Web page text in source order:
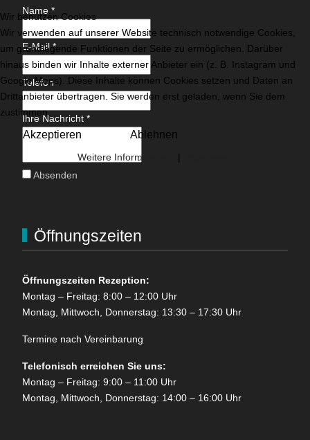
Name *
E-Mail*
Telefon
Ihre Nachricht *
Absenden
Öffnungszeiten
Öffnungszeiten Rezeption:
Montag – Freitag: 8:00 – 12:00 Uhr
Montag, Mittwoch, Donnerstag: 13:30 – 17:30 Uhr
Termine nach Vereinbarung
Telefonisch erreichen Sie uns:
Montag – Freitag: 9:00 – 11:00 Uhr
Montag, Mittwoch, Donnerstag: 14:00 – 16:00 Uhr
Wir benutzen Cookies
Wir verwenden auf unserer Website technisch notwendige Cookies,
um grundlegende Funktionen der Seite zu ermöglichen. Darüber
hinaus binden wir Inhalte externer Anbieter ein (z. B. Instagram und
Google Maps). Diese Inhalte können Cookies setzen und Daten an
Drittanbieter übertragen. Sie werden erst geladen, wenn Sie dem
zustimmen.
Akzeptieren Ablehnen
Weitere Informationen |